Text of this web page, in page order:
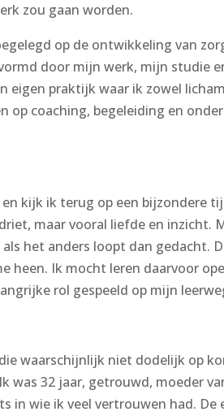
zou gaan worden.
op de ontwikkeling van
door mijn werk, mijn studie
eigen praktijk waar ik zowel
coaching, begeleiding en
kijk ik terug op een bijzondere
maar vooral liefde en inzicht.
het anders loopt dan gedacht.
heen. Ik mocht leren daarvoor
rol gespeeld op mijn
waarschijnlijk niet dodelijk op
was 32 jaar, getrouwd, moeder
in wie ik veel vertrouwen had.